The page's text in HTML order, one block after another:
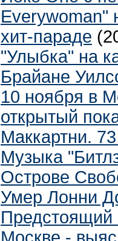
Everywoman"
хит-параде
"Улыбка" на
Брайане
10 ноября в
открытый
Маккартни.
Музыка
Острове
Умер Лонни
Предстоящий